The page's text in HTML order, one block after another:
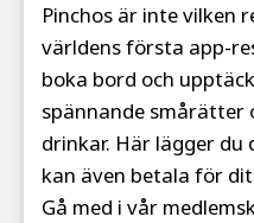
Pinchos är inte vilken
världens första app-
boka bord och
spännande smårätter
drinkar. Här lägger du
kan även betala för
Gå med i vår